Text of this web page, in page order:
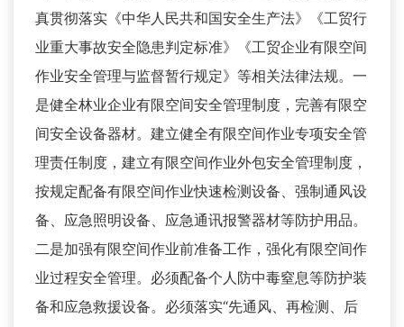
真贯彻落实《中华人民共和国安全生产法》《工贸行
业重大事故安全隐患判定标准》《工贸企业有限空间
作业安全管理与监督暂行规定》等相关法律法规。一
是健全林业企业有限空间安全管理制度，完善有限空
间安全设备器材。建立健全有限空间作业专项安全管
理责任制度，建立有限空间作业外包安全管理制度，
按规定配备有限空间作业快速检测设备、强制通风设
备、应急照明设备、应急通讯报警器材等防护用品。
二是加强有限空间作业前准备工作，强化有限空间作
业过程安全管理。必须配备个人防中毒窒息等防护装
备和应急救援设备。必须落实“先通风、再检测、后